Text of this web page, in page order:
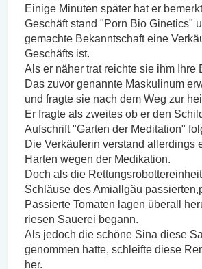
Einige Minuten später hat er
Geschäft stand "Porn Bio Ginetics"
gemachte Bekanntschaft eine
Geschäfts ist.
Als er näher trat reichte sie ihm Ihre
Das zuvor genannte Maskulinum
und fragte sie nach dem Weg zur
Er fragte als zweites ob er den
Aufschrift "Garten der Meditation"
Die Verkäuferin verstand allerdings
Harten wegen der Medikation.
Doch als die
Schläuse des Amiallgäu
Passierte Tomaten lagen überall
riesen Sauerei begann.
Als jedoch die schöne Sina diese
genommen hatte, schleifte diese
her.